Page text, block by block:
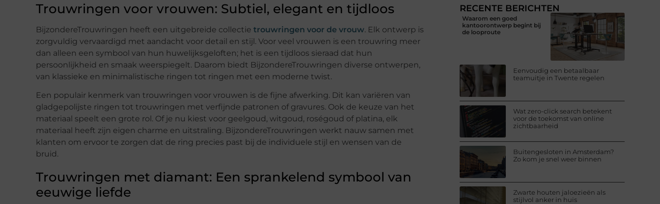
Trouwringen voor vrouwen: Subtiel, elegant en tijdloos
BijzondereTrouwringen heeft een uitgebreide collectie trouwringen voor de vrouw. Elk ontwerp is
zorgvuldig vervaardigd met aandacht voor detail en stijl. Voor veel vrouwen is een trouwring meer
dan alleen een symbool van hun huwelijksgeloften; het is een tijdloos sieraad dat hun
persoonlijkheid en smaak weerspiegelt. Daarom biedt BijzondereTrouwringen diverse ontwerpen,
van klassieke en minimalistische ringen tot ringen met een moderne twist.
Een populair kenmerk van trouwringen voor vrouwen is de fijne afwerking. Dit kan variëren van
gladgepolijste ringen tot trouwringen met verfijnde patronen of gravures. Ook de keuze van het
materiaal speelt een grote rol. Of je nu kiest voor geelgoud, witgoud, roségoud of platina, elk
materiaal heeft zijn eigen charme en uitstraling. BijzondereTrouwringen werkt nauw samen met
klanten om ervoor te zorgen dat de ring precies past bij de individuele stijl en wensen van de
bruid.
Trouwringen met diamant: Een sprankelend symbool van
eeuwige liefde
RECENTE BERICHTEN
Waarom een goed
kantoorontwerp begint bij
de looproute
Eenvoudig een betaalbaar
teamuitje in Twente regelen
Wat zero-click search betekent
voor de toekomst van online
zichtbaarheid
Buitengesloten in Amsterdam?
Zo kom je snel weer binnen
Zwarte houten jaloezieën als
stijlvol anker in huis